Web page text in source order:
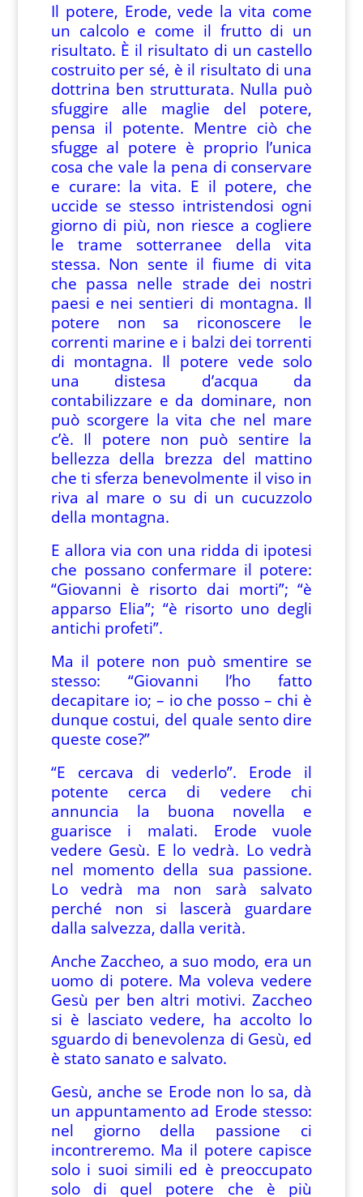
Il potere, Erode, vede la vita come
un calcolo e come il frutto di un
risultato. È il risultato di un castello
costruito per sé, è il risultato di una
dottrina ben strutturata. Nulla può
sfuggire alle maglie del potere,
pensa il potente. Mentre ciò che
sfugge al potere è proprio l’unica
cosa che vale la pena di conservare
e curare: la vita. E il potere, che
uccide se stesso intristendosi ogni
giorno di più, non riesce a cogliere
le trame sotterranee della vita
stessa. Non sente il fiume di vita
che passa nelle strade dei nostri
paesi e nei sentieri di montagna. Il
potere non sa riconoscere le
correnti marine e i balzi dei torrenti
di montagna. Il potere vede solo
una distesa d’acqua da
contabilizzare e da dominare, non
può scorgere la vita che nel mare
c’è. Il potere non può sentire la
bellezza della brezza del mattino
che ti sferza benevolmente il viso in
riva al mare o su di un cucuzzolo
della montagna.
E allora via con una ridda di ipotesi
che possano confermare il potere:
“Giovanni è risorto dai morti”; “è
apparso Elia”; “è risorto uno degli
antichi profeti”.
Ma il potere non può smentire se
stesso: “Giovanni l’ho fatto
decapitare io; – io che posso – chi è
dunque costui, del quale sento dire
queste cose?”
“E cercava di vederlo”. Erode il
potente cerca di vedere chi
annuncia la buona novella e
guarisce i malati. Erode vuole
vedere Gesù. E lo vedrà. Lo vedrà
nel momento della sua passione.
Lo vedrà ma non sarà salvato
perché non si lascerà guardare
dalla salvezza, dalla verità.
Anche Zaccheo, a suo modo, era un
uomo di potere. Ma voleva vedere
Gesù per ben altri motivi. Zaccheo
si è lasciato vedere, ha accolto lo
sguardo di benevolenza di Gesù, ed
è stato sanato e salvato.
Gesù, anche se Erode non lo sa, dà
un appuntamento ad Erode stesso:
nel giorno della passione ci
incontreremo. Ma il potere capisce
solo i suoi simili ed è preoccupato
solo di quel potere che è più